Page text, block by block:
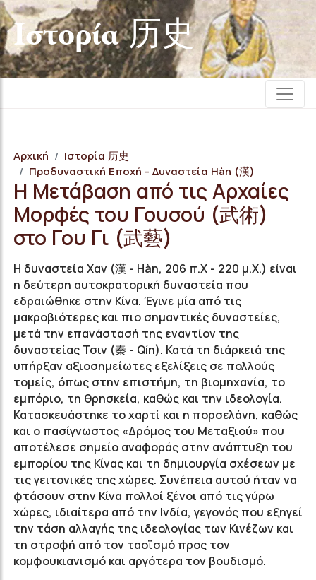
Iστορία 历史
Αρχική
Iστορία 历史
Προδυναστική Εποχή - Δυναστεία Hàn (漢)
Η Μετάβαση από τις Αρχαίες
Μορφές του Γουσού (武術)
στο Γου Γι (武藝)
Η δυναστεία Χαν (漢 - Hàn, 206 π.Χ - 220 μ.Χ.) είναι
η δεύτερη αυτοκρατορική δυναστεία που
εδραιώθηκε στην Κίνα. Έγινε μία από τις
μακροβιότερες και πιο σημαντικές δυναστείες,
μετά την επανάστασή της εναντίον της
δυναστείας Τσιν (秦 - Qín). Κατά τη διάρκειά της
υπήρξαν αξιοσημείωτες εξελίξεις σε πολλούς
τομείς, όπως στην επιστήμη, τη βιομηχανία, το
εμπόριο, τη θρησκεία, καθώς και την ιδεολογία.
Κατασκευάστηκε το χαρτί και η πορσελάνη, καθώς
και ο πασίγνωστος «Δρόμος του Μεταξιού» που
αποτέλεσε σημείο αναφοράς στην ανάπτυξη του
εμπορίου της Κίνας και τη δημιουργία σχέσεων με
τις γειτονικές της χώρες. Συνέπεια αυτού ήταν να
φτάσουν στην Κίνα πολλοί ξένοι από τις γύρω
χώρες, ιδιαίτερα από την Ινδία, γεγονός που εξηγεί
την τάση αλλαγής της ιδεολογίας των Κινέζων και
τη στροφή από τον ταοϊσμό προς τον
κομφουκιανισμό και αργότερα τον βουδισμό.